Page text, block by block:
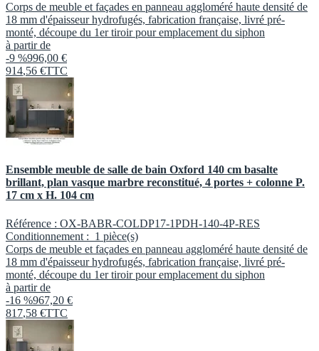
Corps de meuble et façades en panneau aggloméré haute densité de
18 mm d'épaisseur hydrofugés, fabrication française, livré pré-
monté, découpe du 1er tiroir pour emplacement du siphon
à partir de
-9 %996,00 €
914,56 €TTC
Ensemble meuble de salle de bain Oxford 140 cm basalte
brillant, plan vasque marbre reconstitué, 4 portes + colonne P.
17 cm x H. 104 cm
Référence : OX-BABR-COLDP17-1PDH-140-4P-RES
Conditionnement : 1 pièce(s)
Corps de meuble et façades en panneau aggloméré haute densité de
18 mm d'épaisseur hydrofugés, fabrication française, livré pré-
monté, découpe du 1er tiroir pour emplacement du siphon
à partir de
-16 %967,20 €
817,58 €TTC